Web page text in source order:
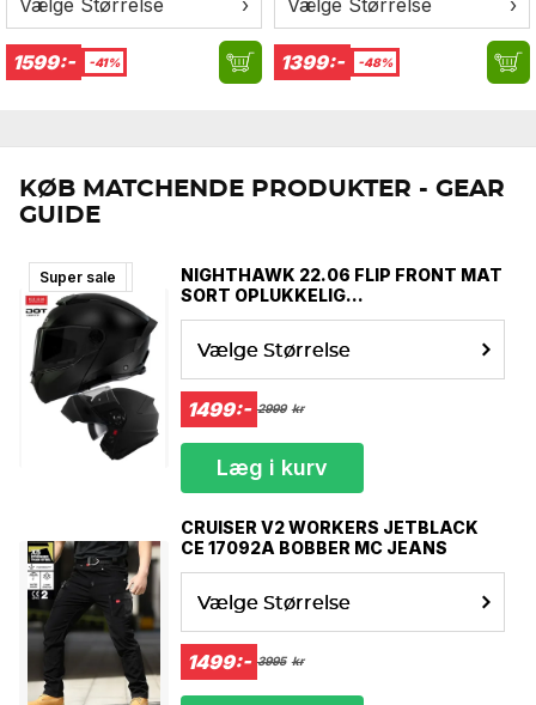
Størrelse/størrelse
Mave (cm)
XS
92
86
S
102
94
XL
108
102
2XL
114
106
3XL
5XL
1599:- -41% 1399:- -48%
KØB MATCHENDE PRODUKTER - GEAR
GUIDE
New Arrival
Super sale
NIGHTHAWK 22.06 FLIP FRONT MAT
SORT OPLUKKELIG
MOTORCYKELHJELM
Vælge Størrelse
1499:- 2999 kr
Læg i kurv
CRUISER V2 WORKERS JETBLACK
CE 17092A BOBBER MC JEANS
Vælge Størrelse
1499:- 3995 kr